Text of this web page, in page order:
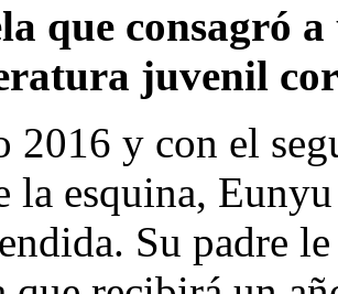
que consagró
juvenil
2016 y con el
la esquina,
Su padre